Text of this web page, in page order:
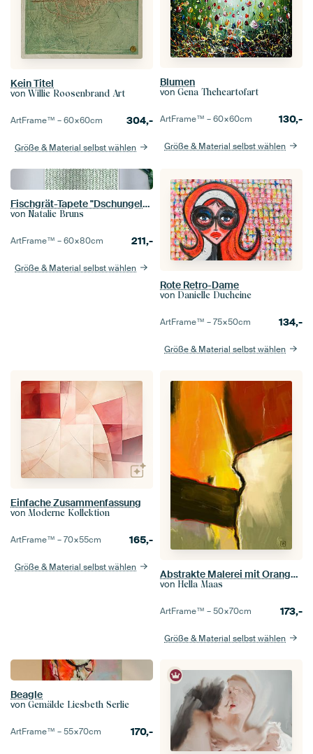
Kein Titel
von Willie Roosenbrand Art
ArtFrame™ –60×60cm 304,-
Größe & Material selbst wählen
Blumen
von Gena Theheartofart
ArtFrame™ –60×60cm 130,-
Größe & Material selbst wählen
Fischgrät-Tapete "Dschungel" (abstrakte Aquarellmalerei Streifen grüne Tropen handgemachte
von Natalie Bruns
ArtFrame™ –60×80cm 211,-
Größe & Material selbst wählen
Rote Retro-Dame
von Danielle Ducheine
ArtFrame™ –75×50cm 134,-
Größe & Material selbst wählen
Einfache Zusammenfassung
von Moderne Kollektion
ArtFrame™ –70×55cm 165,-
Größe & Material selbst wählen
Abstrakte Malerei mit Orange, Rot und Grün
von Hella Maas
ArtFrame™ –50×70cm 173,-
Größe & Material selbst wählen
Beagle
von Gemälde Liesbeth Serlie
ArtFrame™ –55×70cm 170,-